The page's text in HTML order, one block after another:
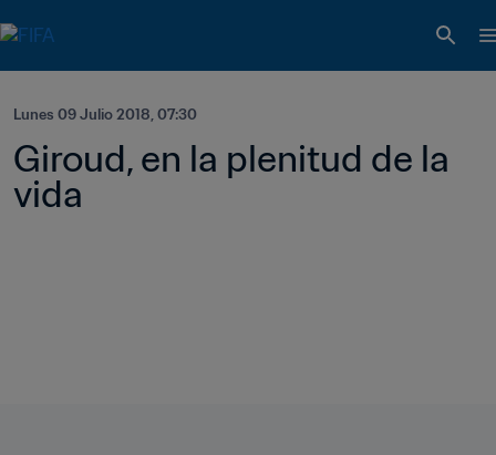
Lunes 09 Julio 2018, 07:30
Giroud, en la plenitud de la
vida